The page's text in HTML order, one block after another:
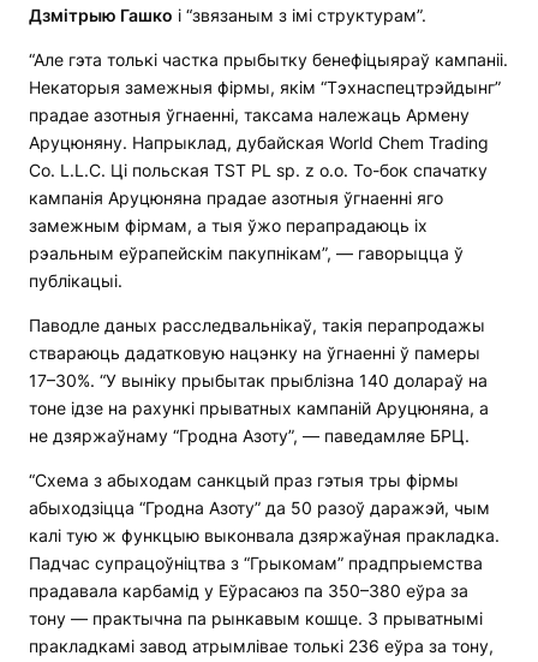
Дзмітрыю Гашко і “звязаным з імі структурам”.
“Але гэта толькі частка прыбытку бенефіцыяраў кампаніі.
Некаторыя замежныя фірмы, якім “Тэхнаспецтрэйдынг”
прадае азотныя ўгнаенні, таксама належаць Армену
Аруцюняну. Напрыклад, дубайская World Chem Trading
Со. L.L.C. Ці польская TST PL sp. z o.o. То-бок спачатку
кампанія Аруцюняна прадае азотныя ўгнаенні яго
замежным фірмам, а тыя ўжо перапрадаюць іх
рэальным еўрапейскім пакупнікам”, — гаворыцца ў
публікацыі.
Паводле даных расследвальнікаў, такія перапродажы
ствараюць дадатковую нацэнку на ўгнаенні ў памеры
17–30%. “У выніку прыбытак прыблізна 140 долараў на
тоне ідзе на рахункі прыватных кампаній Аруцюняна, а
не дзяржаўнаму “Гродна Азоту”, — паведамляе БРЦ.
“Схема з абыходам санкцый праз гэтыя тры фірмы
абыходзіцца “Гродна Азоту” да 50 разоў даражэй, чым
калі тую ж функцыю выконвала дзяржаўная пракладка.
Падчас супрацоўніцтва з “Грыкомам” прадпрыемства
прадавала карбамід у Еўрасаюз па 350–380 еўра за
тону — практычна па рынкавым кошце. З прыватнымі
пракладкамі завод атрымлівае толькі 236 еўра за тону,